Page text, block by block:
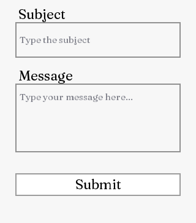
Subject
Message
Submit